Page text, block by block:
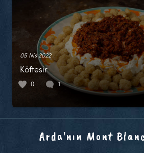
05 Nis 2022
Köftesir
0 1
Arda'nın Mont